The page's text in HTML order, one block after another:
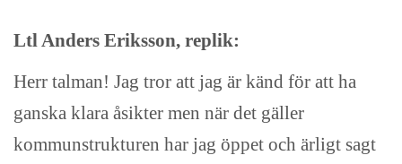
Ltl Anders Eriksson, replik:
Herr talman! Jag tror att jag är känd för att ha
ganska klara åsikter men när det gäller
kommunstrukturen har jag öppet och ärligt sagt